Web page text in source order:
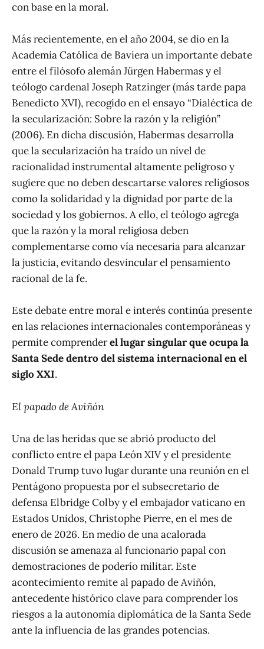
con base en la moral.
Más recientemente, en el año 2004, se dio en la
Academia Católica de Baviera un importante debate
entre el filósofo alemán Jürgen Habermas y el
teólogo cardenal Joseph Ratzinger (más tarde papa
Benedicto XVI), recogido en el ensayo “Dialéctica de
la secularización: Sobre la razón y la religión”
(2006). En dicha discusión, Habermas desarrolla
que la secularización ha traído un nivel de
racionalidad instrumental altamente peligroso y
sugiere que no deben descartarse valores religiosos
como la solidaridad y la dignidad por parte de la
sociedad y los gobiernos. A ello, el teólogo agrega
que la razón y la moral religiosa deben
complementarse como vía necesaria para alcanzar
la justicia, evitando desvincular el pensamiento
racional de la fe.
Este debate entre moral e interés continúa presente
en las relaciones internacionales contemporáneas y
permite comprenderel lugar singular que ocupa la
Santa Sede dentro del sistema internacional en el
siglo XXI.
El papado de Aviñón
Una de las heridas que se abrió producto del
conflicto entre el papa León XIV y el presidente
Donald Trump tuvo lugar durante una reunión en el
Pentágono propuesta por el subsecretario de
defensa Elbridge Colby y el embajador vaticano en
Estados Unidos, Christophe Pierre, en el mes de
enero de 2026. En medio de una acalorada
discusión se amenaza al funcionario papal con
demostraciones de poderío militar. Este
acontecimiento remite al papado de Aviñón,
antecedente histórico clave para comprender los
riesgos a la autonomía diplomática de la Santa Sede
ante la influencia de las grandes potencias.